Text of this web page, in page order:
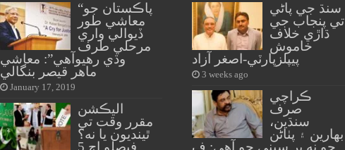
“پاڪستان جو
معاشي طور
ڏيوالي واري
مرحلي طرف
وڌي رهيوآهي”: معاشي
ماهر قيصر بنگالي
January 17, 2019
اليڪشن
مقرر وقت تي
ٿينديون يا نه؟
فيصلو اڄ 5
سنڌ جي پاڻي
تي پنجاب جي
ڌاڙي خلاف
خاموش
پيپلزپارٽي-اصغر آزاد
3 weeks ago
ڪراچي
صرف
سنڌين،
بهارين ۽ پٺاڻن
جو نه پر سڀني جو آهي: ف